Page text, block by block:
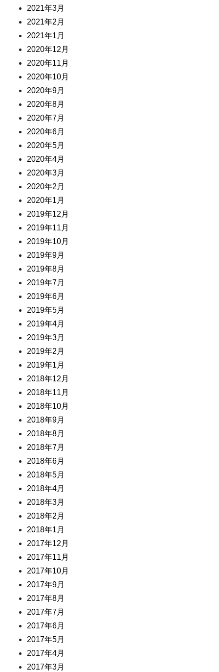
2021年3月
2021年2月
2021年1月
2020年12月
2020年11月
2020年10月
2020年9月
2020年8月
2020年7月
2020年6月
2020年5月
2020年4月
2020年3月
2020年2月
2020年1月
2019年12月
2019年11月
2019年10月
2019年9月
2019年8月
2019年7月
2019年6月
2019年5月
2019年4月
2019年3月
2019年2月
2019年1月
2018年12月
2018年11月
2018年10月
2018年9月
2018年8月
2018年7月
2018年6月
2018年5月
2018年4月
2018年3月
2018年2月
2018年1月
2017年12月
2017年11月
2017年10月
2017年9月
2017年8月
2017年7月
2017年6月
2017年5月
2017年4月
2017年3月